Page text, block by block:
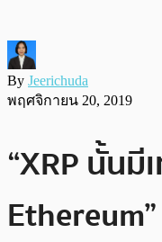
By Jeerichuda
พฤศจิกายน 20, 2019
“XRP นั้นมี